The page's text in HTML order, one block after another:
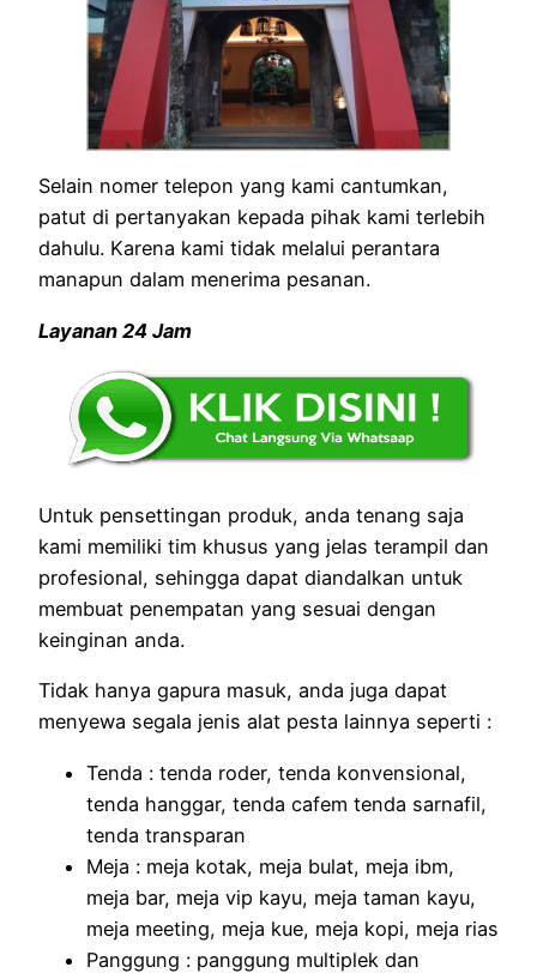
Selain nomer telepon yang kami cantumkan,
patut di pertanyakan kepada pihak kami terlebih
dahulu. Karena kami tidak melalui perantara
manapun dalam menerima pesanan.
Layanan 24 Jam
Untuk pensettingan produk, anda tenang saja
kami memiliki tim khusus yang jelas terampil dan
profesional, sehingga dapat diandalkan untuk
membuat penempatan yang sesuai dengan
keinginan anda.
Tidak hanya gapura masuk, anda juga dapat
menyewa segala jenis alat pesta lainnya seperti :
Tenda : tenda roder, tenda konvensional,
tenda hanggar, tenda cafem tenda sarnafil,
tenda transparan
Meja : meja kotak, meja bulat, meja ibm,
meja bar, meja vip kayu, meja taman kayu,
meja meeting, meja kue, meja kopi, meja rias
Panggung : panggung multiplek dan